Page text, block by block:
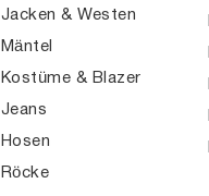
Jacken & Westen
Mäntel
Kostüme & Blazer
Jeans
Hosen
Röcke